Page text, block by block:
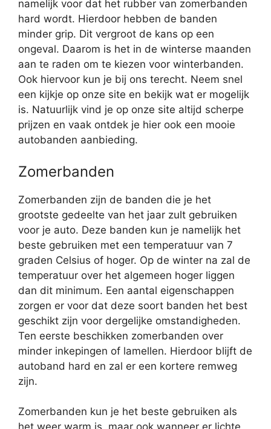
namelijk voor dat het rubber van zomerbanden
hard wordt. Hierdoor hebben de banden
minder grip. Dit vergroot de kans op een
ongeval. Daarom is het in de winterse maanden
aan te raden om te kiezen voor winterbanden.
Ook hiervoor kun je bij ons terecht. Neem snel
een kijkje op onze site en bekijk wat er mogelijk
is. Natuurlijk vind je op onze site altijd scherpe
prijzen en vaak ontdek je hier ook een mooie
autobanden aanbieding.
Zomerbanden
Zomerbanden zijn de banden die je het
grootste gedeelte van het jaar zult gebruiken
voor je auto. Deze banden kun je namelijk het
beste gebruiken met een temperatuur van 7
graden Celsius of hoger. Op de winter na zal de
temperatuur over het algemeen hoger liggen
dan dit minimum. Een aantal eigenschappen
zorgen er voor dat deze soort banden het best
geschikt zijn voor dergelijke omstandigheden.
Ten eerste beschikken zomerbanden over
minder inkepingen of lamellen. Hierdoor blijft de
autoband hard en zal er een kortere remweg
zijn.
Zomerbanden kun je het beste gebruiken als